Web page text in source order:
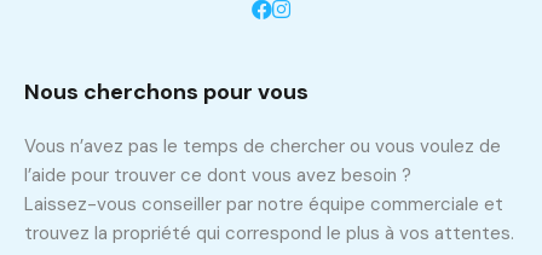
Nous cherchons pour vous
Vous n’avez pas le temps de chercher ou vous voulez de
l’aide pour trouver ce dont vous avez besoin ?
Laissez-vous conseiller par notre équipe commerciale et
trouvez la propriété qui correspond le plus à vos attentes.